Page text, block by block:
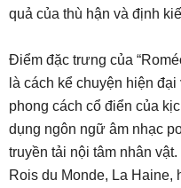
quả của thù hận và định
Điểm đặc trưng của
là cách kể chuyện hiện
phong cách cổ điển của
dụng ngôn ngữ âm nhạc
truyền tải nội tâm nhân
Rois du Monde, La Haine,